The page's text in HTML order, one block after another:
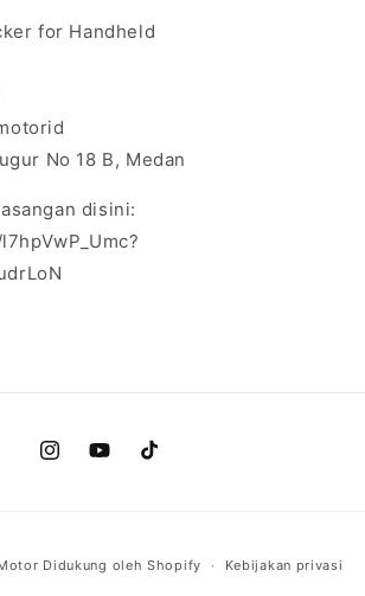
for Handheld
No 18 B, Medan
disini:
InstagramYouTubeTikTok
pembayaran
Didukung oleh Shopify Kebijakan privasi